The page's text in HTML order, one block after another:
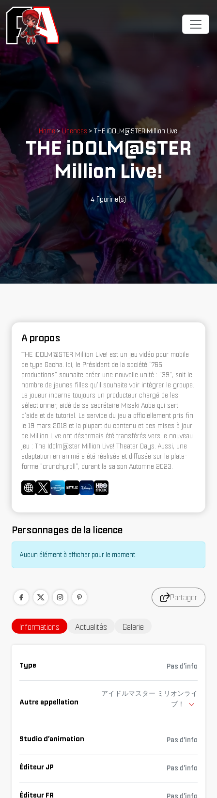
Home> Licences > THE iDOLM@STER Million Live!
THE iDOLM@STER
Million Live!
4 figurine(s)
A propos
THE iDOLM@STER Million Live! est un jeu vidéo pour mobile
de type Gacha. Ici, le Président de la société "765
productions" souhaite créer une nouvelle unité : "39", soit le
nombre de jeunes filles qu'il souhaite voir intégrer le groupe.
Le joueur incarne toujours un producteur chargé de les
sélectionner, aidé de sa secrétaire Misaki Aoba qui sert
d'aide et de tutoriel. Le service du jeu a officiellement pris fin
le 19 mars 2018 et la plupart du contenu et des mises à jour
de Million Live ont désormais été transférés vers le nouveau
jeu : The Idolm@ster Million Live! Theater Days. Aussi, une
adaptation en animé a été réalisée et diffusée sur la plate-
forme "crunchyroll", durant la saison Automne 2023.
Personnages de la licence
Aucun élément à afficher pour le moment
Partager
Informations Actualités Galerie
Type Pas d'info
Autre appellation
アイドルマスター ミリオンライ
ブ！
Studio d’animation Pas d'info
Éditeur JP Pas d'info
Éditeur FR Pas d'info
Cookies management panel